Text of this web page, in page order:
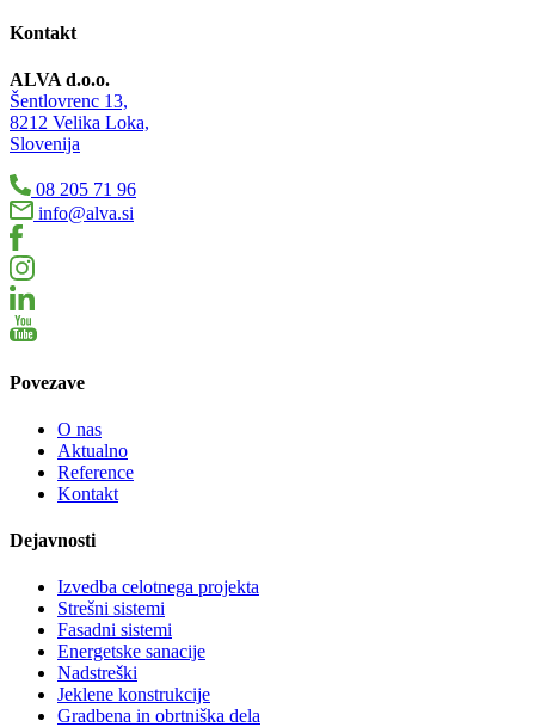
Kontakt
ALVA d.o.o.
Šentlovrenc 13,
8212 Velika Loka,
Slovenija
08 205 71 96
info@alva.si
Povezave
O nas
Aktualno
Reference
Kontakt
Dejavnosti
Izvedba celotnega projekta
Strešni sistemi
Fasadni sistemi
Energetske sanacije
Nadstreški
Jeklene konstrukcije
Gradbena in obrtniška dela